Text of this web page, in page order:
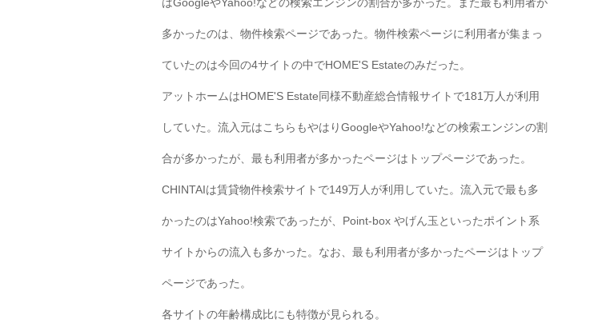
はGoogleやYahoo!などの検索エンジンの割合が多かった。また最も利用者が
多かったのは、物件検索ページであった。物件検索ページに利用者が集まっ
ていたのは今回の4サイトの中でHOME'S Estateのみだった。
アットホームはHOME'S Estate同様不動産総合情報サイトで181万人が利用
していた。流入元はこちらもやはりGoogleやYahoo!などの検索エンジンの割
合が多かったが、最も利用者が多かったページはトップページであった。
CHINTAIは賃貸物件検索サイトで149万人が利用していた。流入元で最も多
かったのはYahoo!検索であったが、Point-box やげん玉といったポイント系
サイトからの流入も多かった。なお、最も利用者が多かったページはトップ
ページであった。
各サイトの年齢構成比にも特徴が見られる。